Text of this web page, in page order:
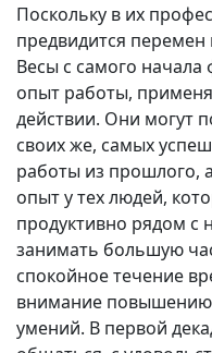
Поскольку в их
предвидится
Весы с самого
опыт работы,
действии. Они могут
своих же, самых
работы из прошлого,
опыт у тех людей,
продуктивно рядом
занимать большую
спокойное течение
внимание повышению
умений. В первой